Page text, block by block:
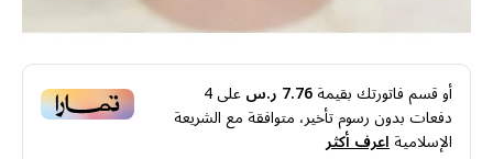
أو قسم فاتورتك بقيمة7.76 ر.س على4
دفعات بدون رسوم تأخير، متوافقة مع الشريعة
الإسلاميةاعرف أكثر